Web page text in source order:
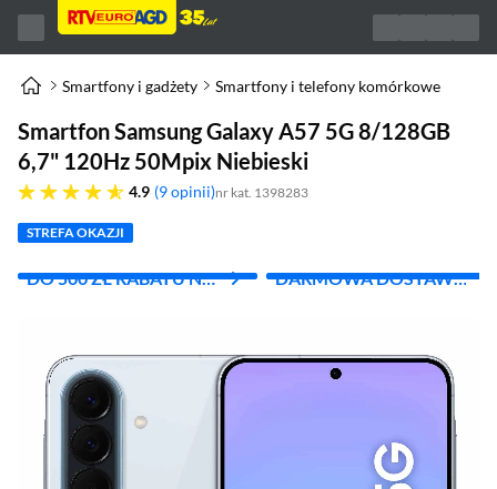
Smartfony i gadżety Smartfony i telefony komórkowe
Smartfon Samsung Galaxy A57 5G 8/128GB
6,7" 120Hz 50Mpix Niebieski
4.9
4.9 gwiazdek 9 opinii nr kat. 1398283
STREFA OKAZJI
DO 500 ZŁ RABATU NA
DARMOWA DOSTAWA